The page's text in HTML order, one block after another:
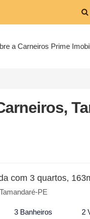
a Carneiros Prime
com 3 quartos,
PE
3 Banheiros 2